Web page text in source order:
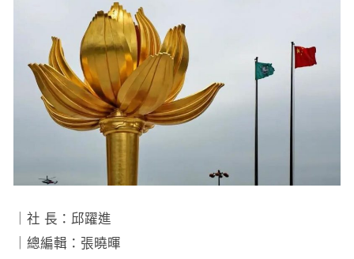
｜社 長：邱躍進
｜總編輯：張曉暉